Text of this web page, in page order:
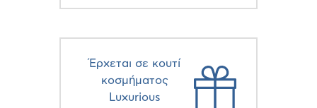
Έρχεται σε κουτί
κοσμήματος
Luxurious